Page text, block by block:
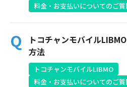
情報セキュリティ基本方針
プライバシーポリシー
広告掲載のご案内
料金・お支払いについてのご
トコチャンモバイル
方法
トコチャンモバイルLIBMO
料金・お支払いについてのご